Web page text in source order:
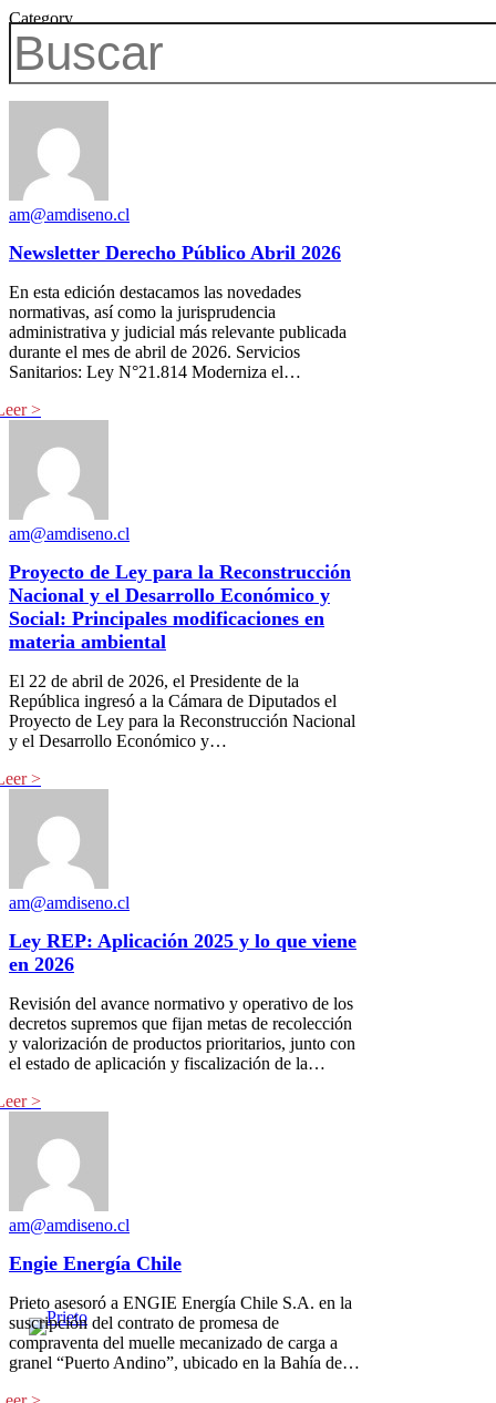
Category
Agustín Martorell
am@amdiseno.cl
Newsletter Derecho Público Abril 2026
En esta edición destacamos las novedades
normativas, así como la jurisprudencia
administrativa y judicial más relevante publicada
durante el mes de abril de 2026. Servicios
Sanitarios: Ley N°21.814 Moderniza el…
am@amdiseno.cl
Proyecto de Ley para la Reconstrucción
Nacional y el Desarrollo Económico y
Social: Principales modificaciones en
materia ambiental
El 22 de abril de 2026, el Presidente de la
República ingresó a la Cámara de Diputados el
Proyecto de Ley para la Reconstrucción Nacional
y el Desarrollo Económico y…
am@amdiseno.cl
Ley REP: Aplicación 2025 y lo que viene
en 2026
Revisión del avance normativo y operativo de los
decretos supremos que fijan metas de recolección
y valorización de productos prioritarios, junto con
el estado de aplicación y fiscalización de la…
am@amdiseno.cl
Engie Energía Chile
Prieto asesoró a ENGIE Energía Chile S.A. en la
suscripción del contrato de promesa de
compraventa del muelle mecanizado de carga a
granel “Puerto Andino”, ubicado en la Bahía de…